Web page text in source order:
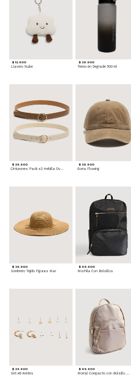
$ 12.900
Llavero Nube
$ 29.900
Termo en Degrade 500 ml
$ 29.900
Cinturones Pack x2 Hebilla Ovalada
$ 29.900
Gorra Flowing
$ 39.900
Sombrero Tejido Figuras Mar
$ 69.900
Mochila Con Bolsillos
$ 24.900
Set x6 Aretes
$ 69.900